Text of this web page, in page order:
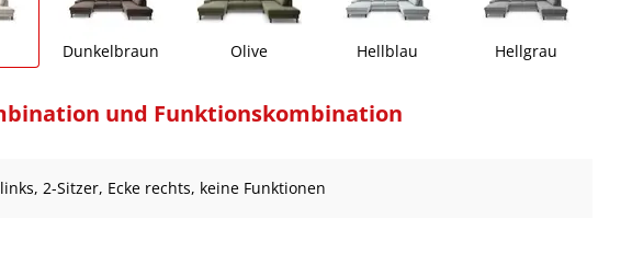
Dunkelbraun Olive Hellblau Hellgrau
und Funktionskombination
2-Sitzer, Ecke rechts, keine Funktionen